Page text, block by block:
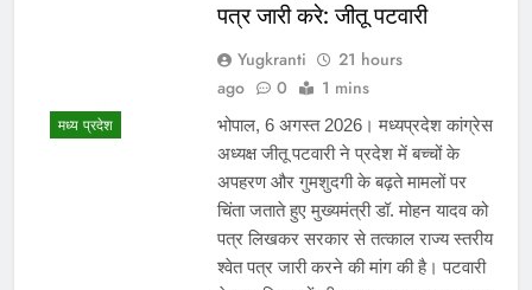
मध्य प्रदेश
पत्र जारी करे: जीतू पटवारी
Yugkranti
21 hours
ago
0 1 mins
भोपाल, 6 अगस्त 2026। मध्यप्रदेश कांग्रेस
अध्यक्ष जीतू पटवारी ने प्रदेश में बच्चों के
अपहरण और गुमशुदगी के बढ़ते मामलों पर
चिंता जताते हुए मुख्यमंत्री डॉ. मोहन यादव को
पत्र लिखकर सरकार से तत्काल राज्य स्तरीय
श्वेत पत्र जारी करने की मांग की है। पटवारी